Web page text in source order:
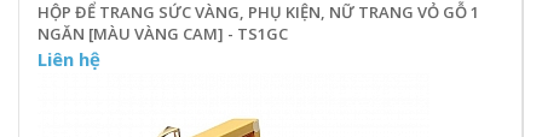
HỘP ĐỂ TRANG SỨC VÀNG, PHỤ KIỆN, NỮ TRANG VỎ GỖ 1
NGĂN [MÀU VÀNG CAM] - TS1GC
Liên hệ